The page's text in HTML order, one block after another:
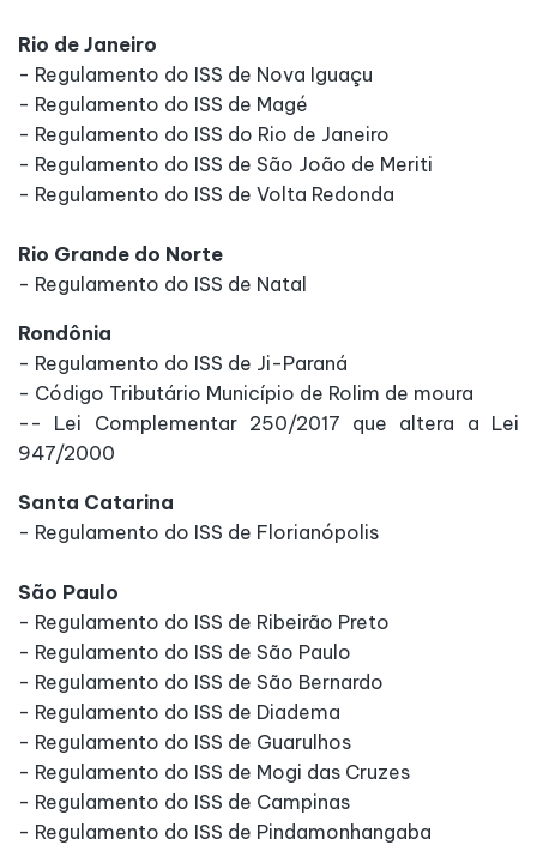
Rio de Janeiro
- Regulamento do ISS de Nova Iguaçu
- Regulamento do ISS de Magé
- Regulamento do ISS do Rio de Janeiro
- Regulamento do ISS de São João de Meriti
- Regulamento do ISS de Volta Redonda
Rio Grande do Norte
- Regulamento do ISS de Natal
Rondônia
- Regulamento do ISS de Ji-Paraná
- Código Tributário Município de Rolim de moura
-- Lei Complementar 250/2017 que altera a Lei
947/2000
Santa Catarina
- Regulamento do ISS de Florianópolis
São Paulo
- Regulamento do ISS de Ribeirão Preto
- Regulamento do ISS de São Paulo
- Regulamento do ISS de São Bernardo
- Regulamento do ISS de Diadema
- Regulamento do ISS de Guarulhos
- Regulamento do ISS de Mogi das Cruzes
- Regulamento do ISS de Campinas
- Regulamento do ISS de Pindamonhangaba